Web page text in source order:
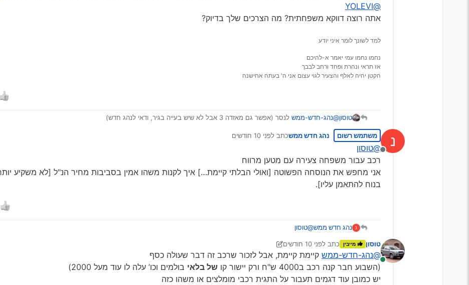
@YOLEVI
אתה רוצה דווקא משפחתית? מה הצרכים שלך בדיוק?
למד לשונך לומר איני יודע
נחמו נחמו עמי יאמר א-להיכם
אז תראי ונהרת ופחד ורחב לבבך
הקטן יהיה לאלף והצעיר לגוי עצום אני ה' בעתה אחישנה
טוסון@נהג-חדש-ממש לנסר (אפשר גם מאזדה 3 אבל לא שיש בעייה בגיר, ודאי לנהג חדש)
יש גם את הדור החדש, שצריך לבדוק שאין אכילת שמן, אם כן לא לגעת ואת הדור הישן עד 2008 שעליו תשמע מ
אתה רוצה דווקא משפחתית? מה הצרכים שלך בדיוק?
נ
מנותק
משתמש רשום נהג חדש ממשכתב לפני 10 חודשים
נערך לאחרונה על ידי
@טוסון
רכב עבור משפחה צעירה עם מטען מרווח
אני מחפש את הנוסחה הפשוטה [ואולי הבלתי קיימת…] איך לקנות משהו אמין בסביבות מחיר הנ"ל [לא משקיע יותר
בנוח להתאמן עליו].
נ נהג חדש ממש@טוסון
אני מחפש את הנוסחה הפשוטה [ואולי הבלתי קיימת…] איך לקנות משהו אמין בסביבות מחיר הנ"ל [לא משקיע יותר
להתאמן עליו].
מחובר
טוסון מייבין כתב לפני 10 חודשים
נערך לאחרונה על ידי טוסון
@נהג-חדש-ממש קיימת קיימת, אבל לזכור שרכב זה דבר שעולה כסף
(השבוע חבר קנה רכב ב4000 ש"ח ורק יישור קו
של בלאי בולמים וכו’ עלה לו עוד מעל 2000)
יש כמובן עוד דגמים תעבור על התגית רכבי מומלצים או משהו כזה